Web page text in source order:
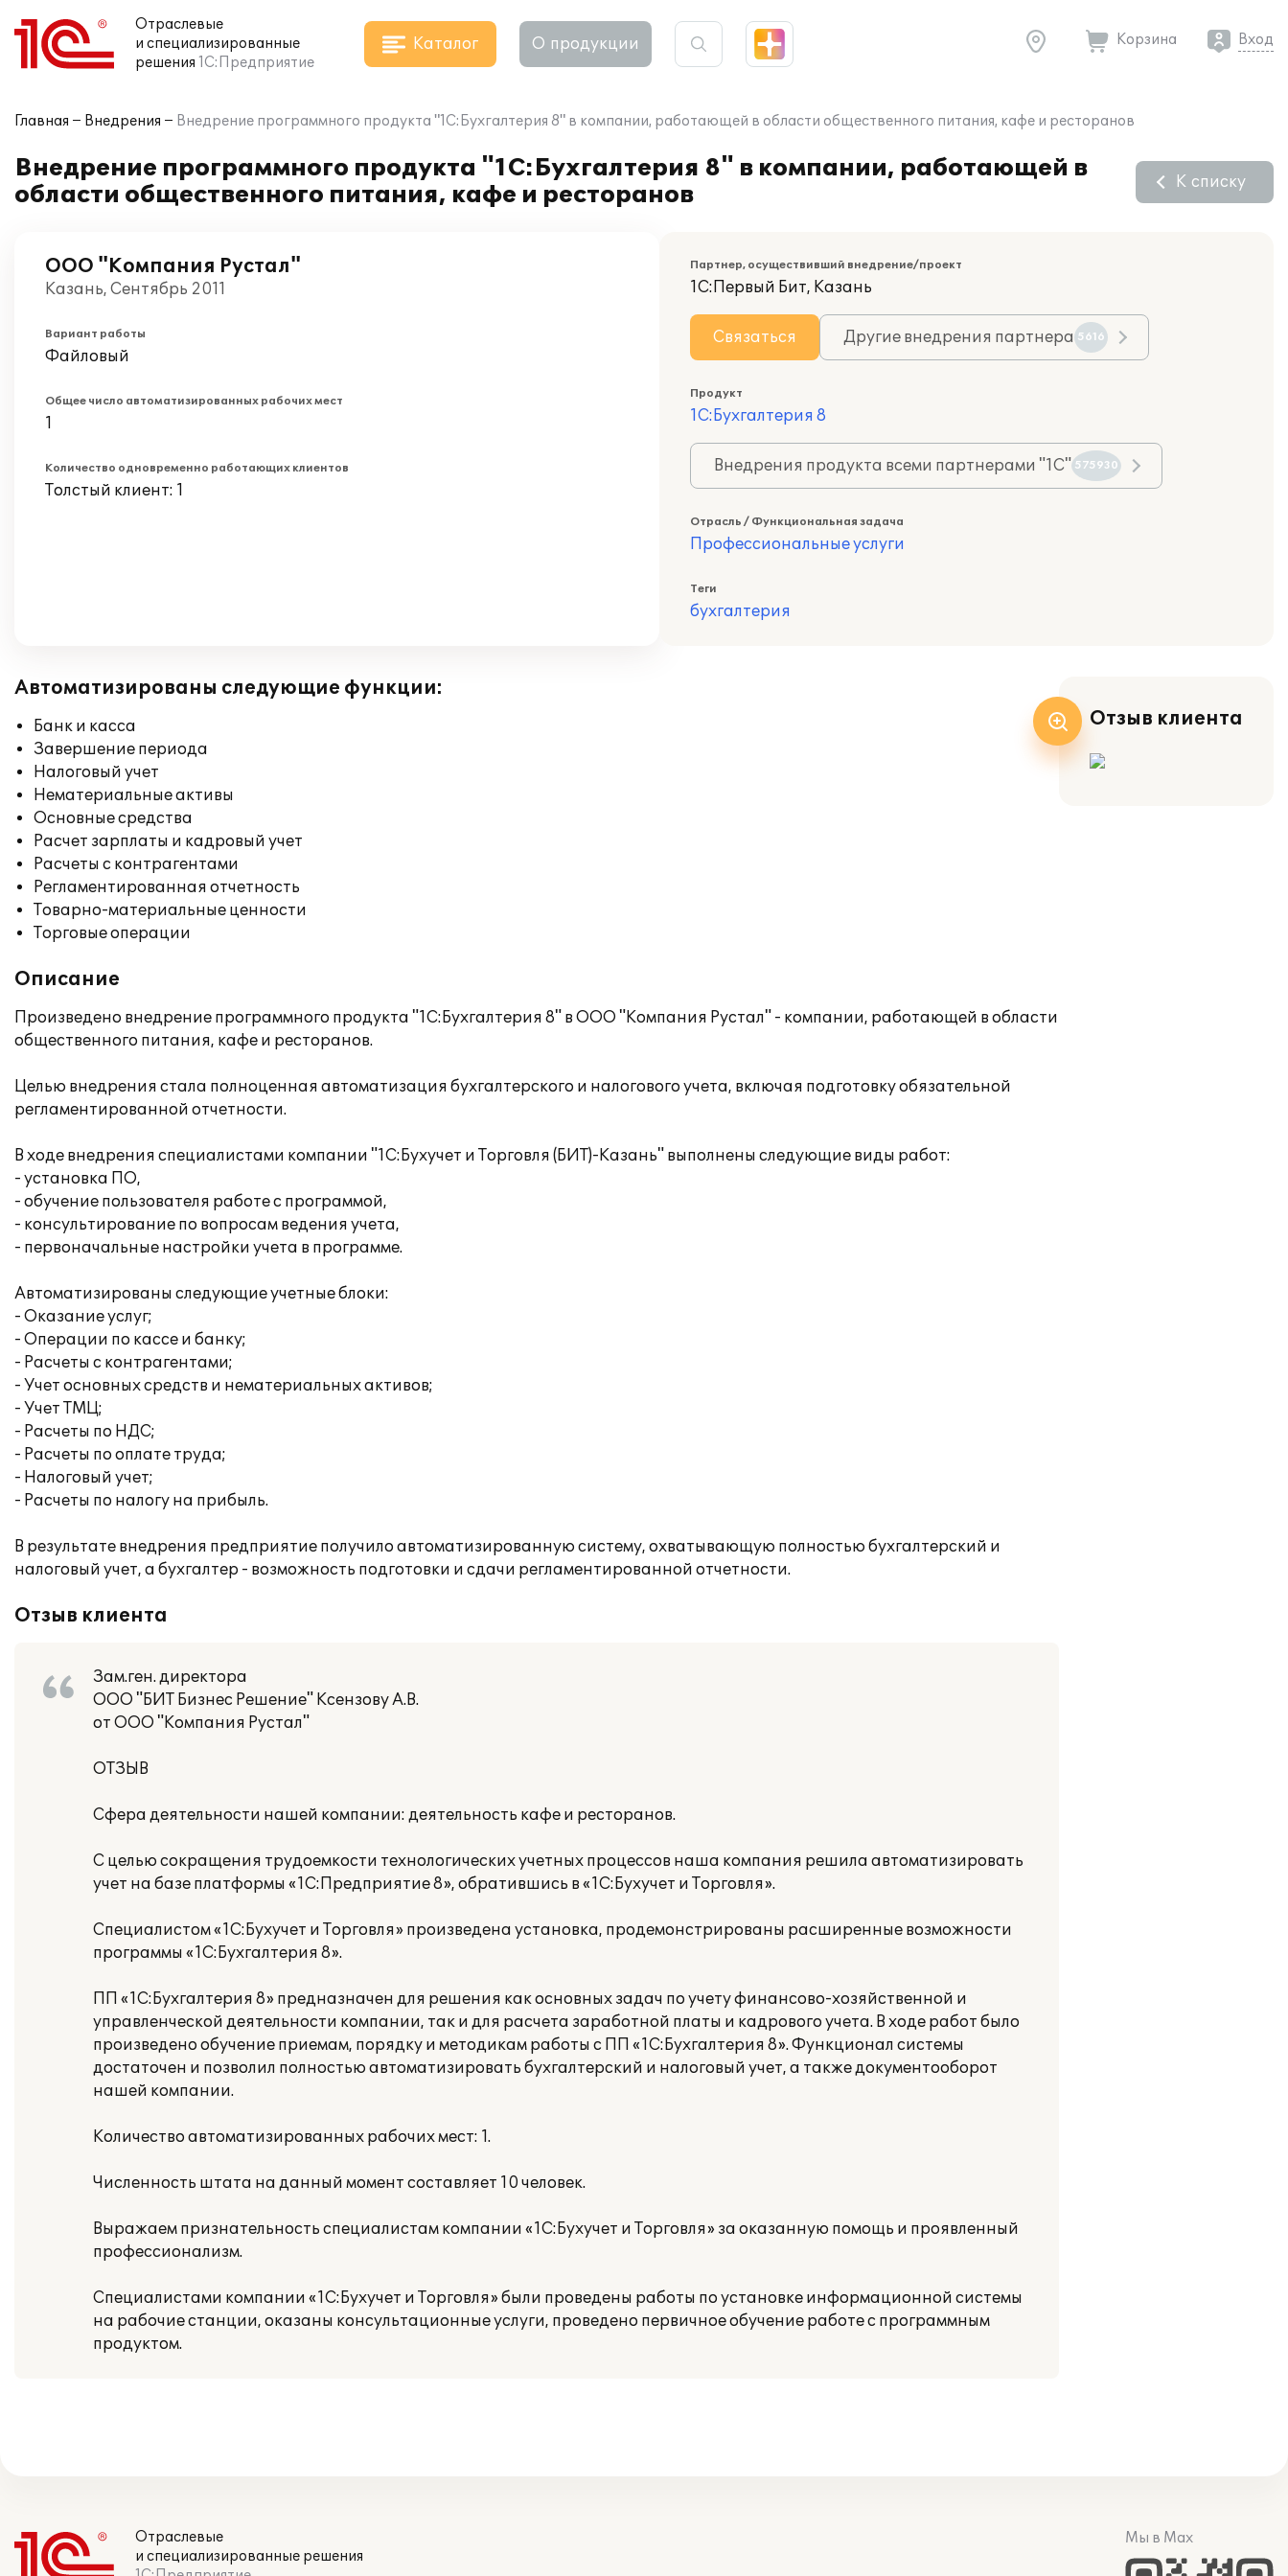
Отраслевые
и специализированные
решения 1С:Предприятие
Каталог О продукции Корзина Вход
Главная Внедрения Внедрение программного продукта "1С:Бухгалтерия 8" в компании, работающей в области общественного питания, кафе и ресторанов
Внедрение программного продукта "1С:Бухгалтерия 8" в компании, работающей в
области общественного питания, кафе и ресторанов
К списку
ООО "Компания Рустал"
Казань, Сентябрь 2011
Вариант работы
Файловый
Общее число автоматизированных рабочих мест
1
Количество одновременно работающих клиентов
Толстый клиент: 1
Партнер, осуществивший внедрение/проект
1С:Первый Бит, Казань
Связаться Другие внедрения партнера 5616
Продукт
1С:Бухгалтерия 8
Внедрения продукта всеми партнерами "1С" 575930
Отрасль / Функциональная задача
Профессиональные услуги
Теги
бухгалтерия
Автоматизированы следующие функции:
Банк и касса
Завершение периода
Налоговый учет
Нематериальные активы
Основные средства
Расчет зарплаты и кадровый учет
Расчеты с контрагентами
Регламентированная отчетность
Товарно-материальные ценности
Торговые операции
Описание
Произведено внедрение программного продукта "1С:Бухгалтерия 8" в ООО "Компания Рустал" - компании, работающей в области
общественного питания, кафе и ресторанов.
Целью внедрения стала полноценная автоматизация бухгалтерского и налогового учета, включая подготовку обязательной
регламентированной отчетности.
В ходе внедрения специалистами компании "1С:Бухучет и Торговля (БИТ)-Казань" выполнены следующие виды работ:
- установка ПО,
- обучение пользователя работе с программой,
- консультирование по вопросам ведения учета,
- первоначальные настройки учета в программе.
Автоматизированы следующие учетные блоки:
- Оказание услуг;
- Операции по кассе и банку;
- Расчеты с контрагентами;
- Учет основных средств и нематериальных активов;
- Учет ТМЦ;
- Расчеты по НДС;
- Расчеты по оплате труда;
- Налоговый учет;
- Расчеты по налогу на прибыль.
В результате внедрения предприятие получило автоматизированную систему, охватывающую полностью бухгалтерский и
налоговый учет, а бухгалтер - возможность подготовки и сдачи регламентированной отчетности.
Отзыв клиента
Зам.ген. директора
ООО "БИТ Бизнес Решение" Ксензову А.В.
от ООО "Компания Рустал"
ОТЗЫВ
Сфера деятельности нашей компании: деятельность кафе и ресторанов.
С целью сокращения трудоемкости технологических учетных процессов наша компания решила автоматизировать
учет на базе платформы «1С:Предприятие 8», обратившись в «1С:Бухучет и Торговля».
Специалистом «1C:Бухучет и Торговля» произведена установка, продемонстрированы расширенные возможности
программы «1С:Бухгалтерия 8».
ПП «1С:Бухгалтерия 8» предназначен для решения как основных задач по учету финансово-хозяйственной и
управленческой деятельности компании, так и для расчета заработной платы и кадрового учета. В ходе работ было
произведено обучение приемам, порядку и методикам работы с ПП «1С:Бухгалтерия 8». Функционал системы
достаточен и позволил полностью автоматизировать бухгалтерский и налоговый учет, а также документооборот
нашей компании.
Количество автоматизированных рабочих мест: 1.
Численность штата на данный момент составляет 10 человек.
Выражаем признательность специалистам компании «1С:Бухучет и Торговля» за оказанную помощь и проявленный
профессионализм.
Специалистами компании «1С:Бухучет и Торговля» были проведены работы по установке информационной системы
на рабочие станции, оказаны консультационные услуги, проведено первичное обучение работе с программным
продуктом.
Отзыв клиента
Отраслевые
и специализированные решения
Мы в Max